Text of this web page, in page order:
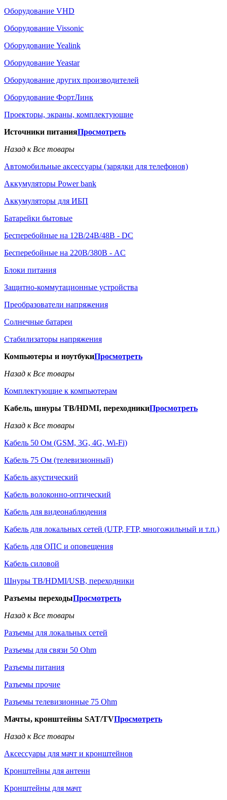
Оборудование VHD
Оборудование Vissonic
Оборудование Yealink
Оборудование Yeastar
Оборудование других производителей
Оборудование ФортЛинк
Проекторы, экраны, комплектующие
Источники питанияПросмотреть
Назад к Все товары
Автомобильные аксессуары (зарядки для телефонов)
Аккумуляторы Power bank
Аккумуляторы для ИБП
Батарейки бытовые
Бесперебойные на 12В/24В/48В - DC
Бесперебойные на 220В/380В - AC
Блоки питания
Защитно-коммутационные устройства
Преобразователи напряжения
Солнечные батареи
Стабилизаторы напряжения
Компьютеры и ноутбукиПросмотреть
Назад к Все товары
Комплектующие к компьютерам
Кабель, шнуры ТВ/HDMI, переходникиПросмотреть
Назад к Все товары
Кабель 50 Ом (GSM, 3G, 4G, Wi-Fi)
Кабель 75 Ом (телевизионный)
Кабель акустический
Кабель волоконно-оптический
Кабель для видеонаблюдения
Кабель для локальных сетей (UTP, FTP, многожильный и т.п.)
Кабель для ОПС и оповещения
Кабель силовой
Шнуры ТВ/HDMI/USB, переходники
Разъемы переходыПросмотреть
Назад к Все товары
Разъемы для локальных сетей
Разъемы для связи 50 Ohm
Разъемы питания
Разъемы прочие
Разъемы телевизионные 75 Ohm
Мачты, кронштейны SAT/TVПросмотреть
Назад к Все товары
Аксессуары для мачт и кронштейнов
Кронштейны для антенн
Кронштейны для мачт